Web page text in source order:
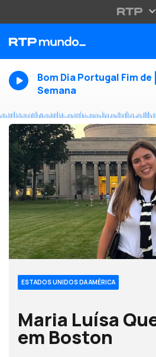
Bom Dia Portugal Fim de
Semana
ESTADOS UNIDOS DA AMÉRICA
Maria Luísa
em Boston